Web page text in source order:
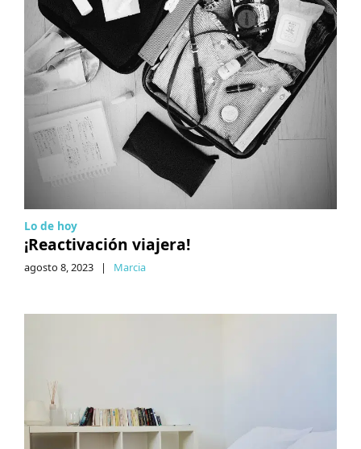
Lo de hoy
¡Reactivación viajera!
agosto 8, 2023 | Marcia